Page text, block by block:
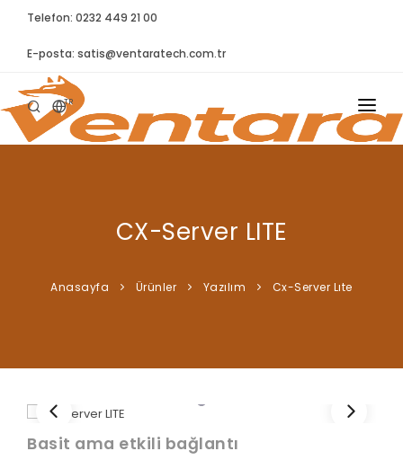
Telefon: 0232 449 21 00
E-posta: satis@ventaratech.com.tr
TR
ANASAYFA
CX-Server LITE
Anasayfa Ürünler Yazılım Cx-Server Lıte
Basit ama etkili bağlantı